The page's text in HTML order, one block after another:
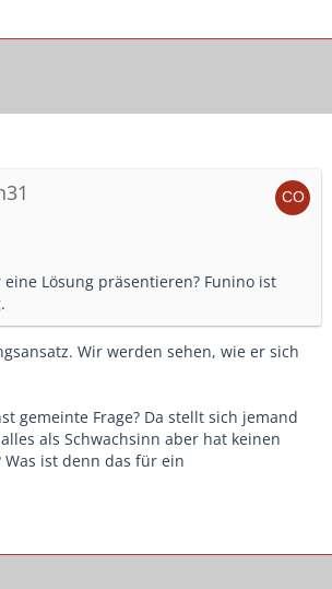
Lösung präsentieren? Funino ist
Wir werden sehen, wie er sich
gemeinte Frage? Da stellt sich jemand
als Schwachsinn aber hat keinen
ist denn das für ein